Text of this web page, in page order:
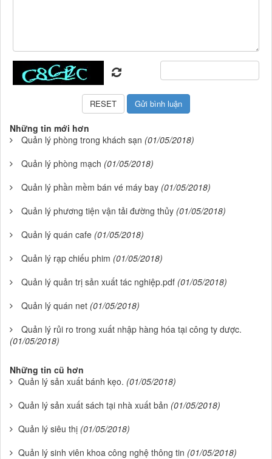
Những tin mới hơn
Quản lý phòng trong khách sạn (01/05/2018)
Quản lý phòng mạch (01/05/2018)
Quản lý phần mềm bán vé máy bay (01/05/2018)
Quản lý phương tiện vận tải đường thủy (01/05/2018)
Quản lý quán cafe (01/05/2018)
Quản lý rạp chiếu phim (01/05/2018)
Quản lý quản trị sản xuất tác nghiệp.pdf (01/05/2018)
Quản lý quán net (01/05/2018)
Quản lý rủi ro trong xuất nhập hàng hóa tại công ty dược.
(01/05/2018)
Những tin cũ hơn
Quản lý sản xuất bánh kẹo. (01/05/2018)
Quản lý sản xuất sách tại nhà xuất bản (01/05/2018)
Quản lý siêu thị (01/05/2018)
Quản lý sinh viên khoa công nghệ thông tin (01/05/2018)